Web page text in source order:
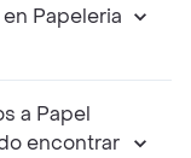
Papeleria
a Papel
encontrar